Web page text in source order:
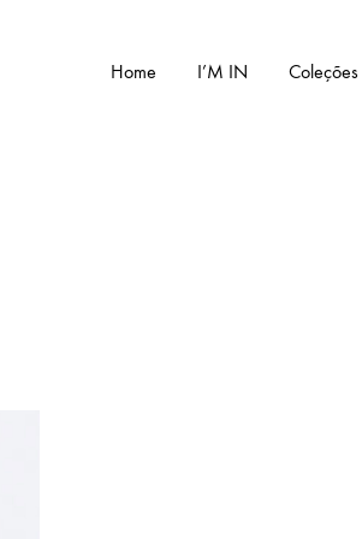
Home I’M IN Coleções